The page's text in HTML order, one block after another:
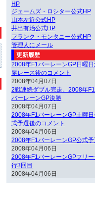
HP
ジェームズ・ロシター公式HP
山本左近公式HP
井出有治公式HP
フランク・モンタニー公式HP
管理人にメール
更新履歴
2008年F1バーレーンGP日曜
勝レース後のコメント
2008年04月07日
2戦連続ダブル完走。2008年F1
バーレーンGP決勝
2008年04月07日
2008年F1バーレーンGP土曜
式予選後のコメント
2008年04月06日
2008年F1バーレーンGP公式予
2008年04月06日
2008年F1バーレーンGPフリー
行3回目
2008年04月06日